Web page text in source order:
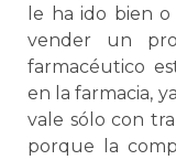
le ha ido bien
vender un
farmacéutico
en la farmacia,
vale sólo con
porque la